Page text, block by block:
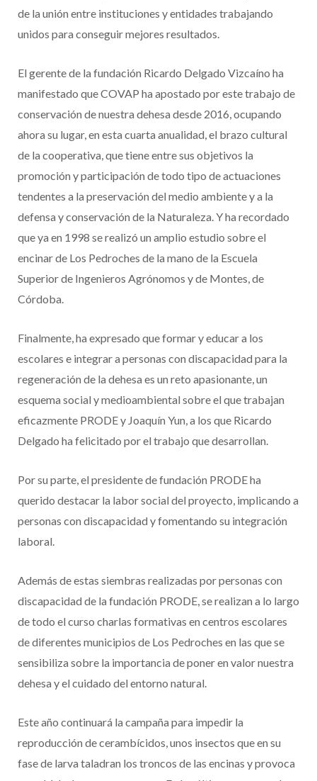
de la unión entre instituciones y entidades trabajando
unidos para conseguir mejores resultados.
El gerente de la fundación Ricardo Delgado Vizcaíno ha
manifestado que COVAP ha apostado por este trabajo de
conservación de nuestra dehesa desde 2016, ocupando
ahora su lugar, en esta cuarta anualidad, el brazo cultural
de la cooperativa, que tiene entre sus objetivos la
promoción y participación de todo tipo de actuaciones
tendentes a la preservación del medio ambiente y a la
defensa y conservación de la Naturaleza. Y ha recordado
que ya en 1998 se realizó un amplio estudio sobre el
encinar de Los Pedroches de la mano de la Escuela
Superior de Ingenieros Agrónomos y de Montes, de
Córdoba.
Finalmente, ha expresado que formar y educar a los
escolares e integrar a personas con discapacidad para la
regeneración de la dehesa es un reto apasionante, un
esquema social y medioambiental sobre el que trabajan
eficazmente PRODE y Joaquín Yun, a los que Ricardo
Delgado ha felicitado por el trabajo que desarrollan.
Por su parte, el presidente de fundación PRODE ha
querido destacar la labor social del proyecto, implicando a
personas con discapacidad y fomentando su integración
laboral.
Además de estas siembras realizadas por personas con
discapacidad de la fundación PRODE, se realizan a lo largo
de todo el curso charlas formativas en centros escolares
de diferentes municipios de Los Pedroches en las que se
sensibiliza sobre la importancia de poner en valor nuestra
dehesa y el cuidado del entorno natural.
Este año continuará la campaña para impedir la
reproducción de cerambícidos, unos insectos que en su
fase de larva taladran los troncos de las encinas y provoca